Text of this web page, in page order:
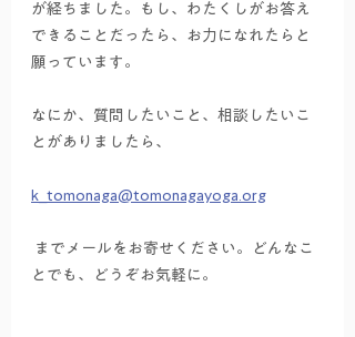
が経ちました。もし、わたくしがお答え
できることだったら、お力になれたらと
願っています。
なにか、質問したいこと、相談したいこ
とがありましたら、
k_tomonaga@tomonagayoga.org
とでも、どうぞお気軽に。